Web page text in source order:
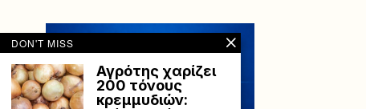
DON'T MISS
Αγρότης χαρίζει
200 ​​τόνους
κρεμμυδιών: